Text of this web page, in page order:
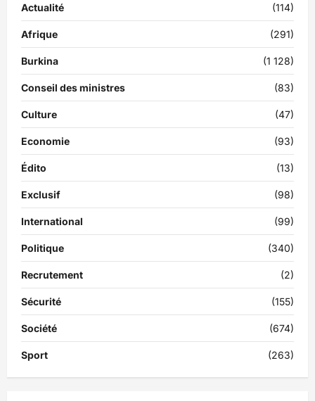
Actualité (114)
Afrique (291)
Burkina (1 128)
Conseil des ministres (83)
Culture (47)
Economie (93)
Édito (13)
Exclusif (98)
International (99)
Politique (340)
Recrutement (2)
Sécurité (155)
Société (674)
Sport (263)